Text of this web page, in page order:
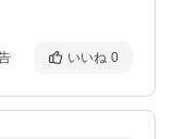
いいね 0